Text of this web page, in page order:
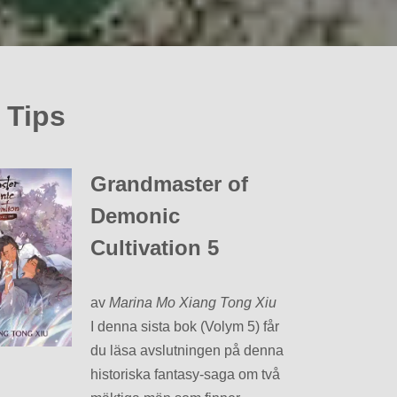
Grandmaster of
Demonic
Cultivation 5
av Marina Mo Xiang Tong Xiu
I denna sista bok (Volym 5) får
du läsa avslutningen på denna
historiska fantasy-saga om två